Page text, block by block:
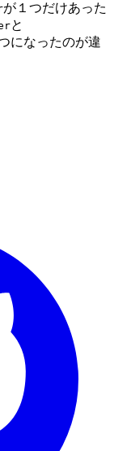
が１つだけあった
と
になったのが違